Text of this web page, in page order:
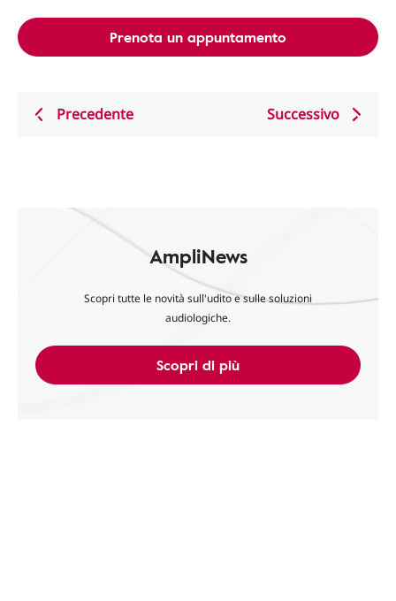
Prenota un appuntamento
Precedente Successivo
AmpliNews
Scopri tutte le novità sull'udito e sulle soluzioni
audiologiche.
Scopri di più